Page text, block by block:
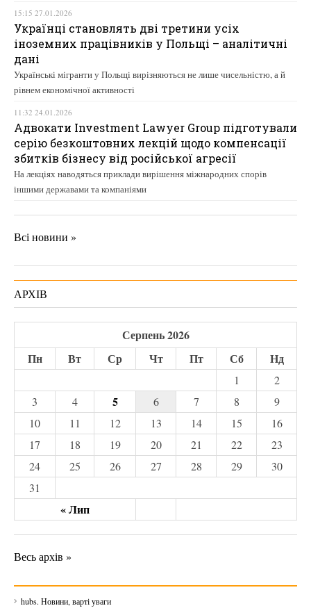
15:15 27.01.2026
Українці становлять дві третини усіх
іноземних працівників у Польщі – аналітичні
дані
Українські мігранти у Польщі вирізняються не лише чисельністю, а й
рівнем економічної активності
11:32 24.01.2026
Адвокати Investment Lawyer Group підготували
серію безкоштовних лекцій щодо компенсації
збитків бізнесу від російської агресії
На лекціях наводяться приклади вирішення міжнародних спорів
іншими державами та компаніями
Всі новини »
АРХІВ
Серпень 2026
Пн
Вт Ср Чт Пт Сб Нд
« Лип
1
2
3
4 5 6 7 8
9
10
11 12 13 14 15
16
17
18 19 20 21 22
23
24
25 26 27 28 29
30
31
Весь архів »
hubs. Новини, варті уваги